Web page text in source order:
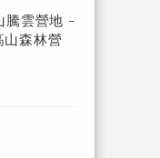
騰雲營地 -
山森林營